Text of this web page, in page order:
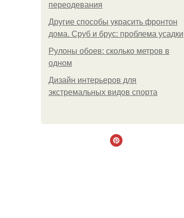
переодевания
Другие способы украсить фронтон
дома. Сруб и брус: проблема усадки
Рулоны обоев: сколько метров в
одном
Дизайн интерьеров для
экстремальных видов спорта